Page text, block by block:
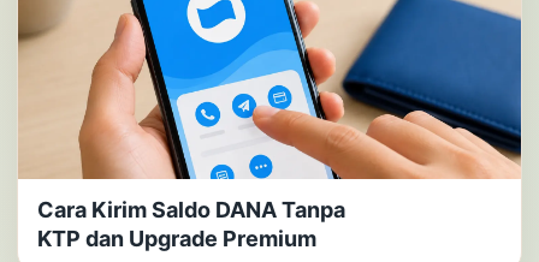
Cara Kirim Saldo DANA Tanpa
KTP dan Upgrade Premium